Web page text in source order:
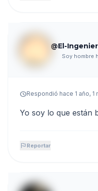
@El-
Soy hombre
scheduleRespondió hace 1 año, 1
Yo soy lo que están
flag Reportar